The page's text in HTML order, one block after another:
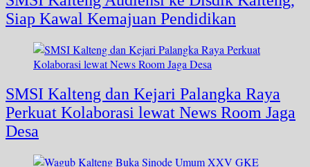
Siap Kawal Kemajuan Pendidikan
SMSI Kalteng dan Kejari Palangka Raya
Perkuat Kolaborasi lewat News Room Jaga
Desa